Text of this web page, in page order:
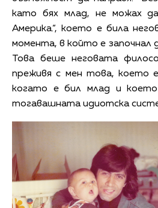
като бях млад, не можах
Америка.“, което е била
момента, в който е започнал
Това беше неговата
преживя с мен това, което
когато е бил млад и
тогавашната идиотска